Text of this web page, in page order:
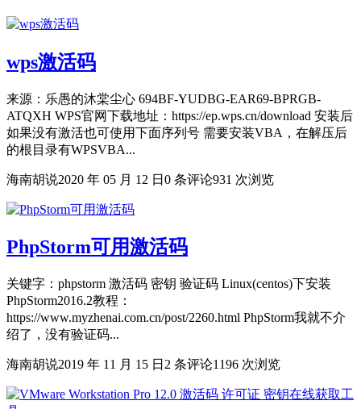
wps激活码
来源：乐愚的沐棠尘心 694BF-YUDBG-EAR69-BPRGB-
ATQXH WPS官网下载地址：https://ep.wps.cn/download 安装后
如果没有激活也可使用下面序列号 需要安装VBA，在解压后
的根目录有WPSVBA...
海南胡说2020 年 05 月 12 日 0 条评论931 次浏览
PhpStorm可用激活码
关键字：phpstorm 激活码 密钥 验证码 Linux(centos)下安装
PhpStorm2016.2教程：
https://www.myzhenai.com.cn/post/2260.html PhpStorm我就不介
绍了，没有验证码...
海南胡说2019 年 11 月 15 日 2 条评论1196 次浏览